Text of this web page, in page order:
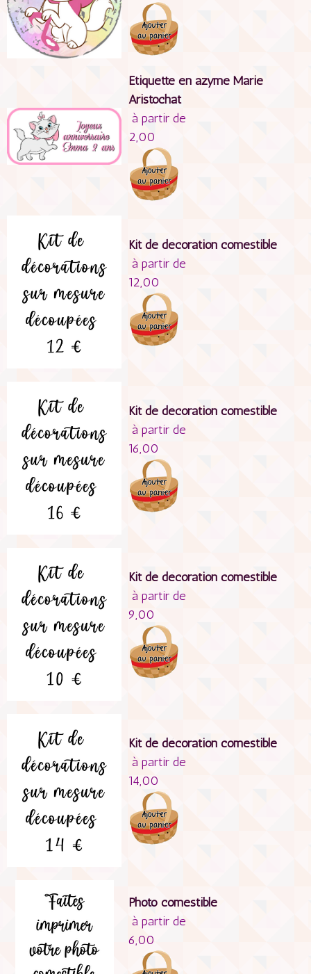
Etiquette en azyme Marie
Aristochat
à partir de
2,00
Kit de décoration comestible
à partir de
12,00
Kit de décoration comestible
à partir de
16,00
Kit de décoration comestible
à partir de
9,00
Kit de décoration comestible
à partir de
14,00
Photo comestible
à partir de
6,00